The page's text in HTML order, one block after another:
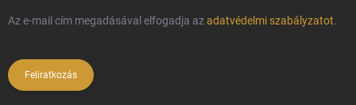
Az e-mail cím megadásával elfogadja azadatvédelmi szabályzatot.
Feliratkozás